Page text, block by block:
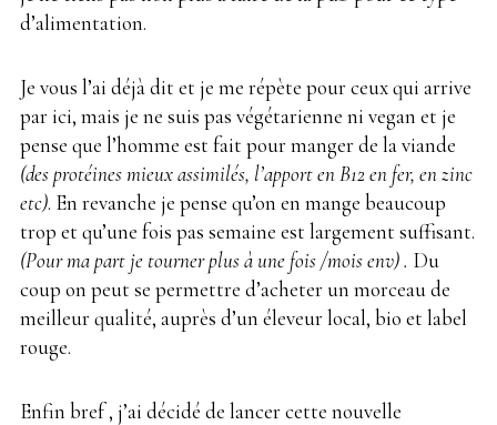
d’alimentation.
Je vous l’ai déjà dit et je me répète pour ceux qui arrive
par ici, mais je ne suis pas végétarienne ni vegan et je
pense que l’homme est fait pour manger de la viande
(des protéines mieux assimilés, l’apport en B12 en fer, en zinc
etc). En revanche je pense qu’on en mange beaucoup
trop et qu’une fois pas semaine est largement suffisant.
(Pour ma part je tourner plus à une fois /mois env) . Du
coup on peut se permettre d’acheter un morceau de
meilleur qualité, auprès d’un éleveur local, bio et label
rouge.
Enfin bref , j’ai décidé de lancer cette nouvelle